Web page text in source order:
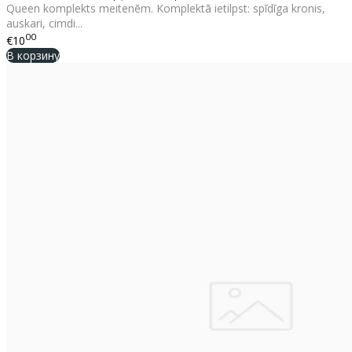
Queen komplekts meitenēm. Komplektā ietilpst: spīdīga kronis,
auskari, cimdi...
€1000
В корзину